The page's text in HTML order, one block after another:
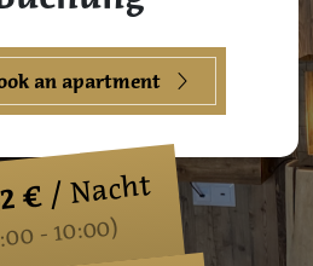
an apartment
€/ Nacht
- 10:00)